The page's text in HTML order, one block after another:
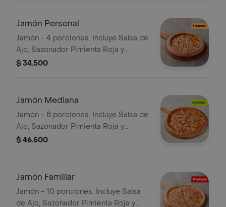
Jamón Personal
Jamón - 4 porciones. Incluye Salsa de
Ajo, Sazonador Pimienta Roja y
Pepperoncini.
$ 34.500
Jamón Mediana
Jamón - 8 porciones. Incluye Salsa de
Ajo, Sazonador Pimienta Roja y
Pepperoncini.
$ 46.500
Jamón Familiar
Jamón - 10 porciones. Incluye Salsa
de Ajo, Sazonador Pimienta Roja y